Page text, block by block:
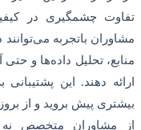
تفاوت چشمگیری در
مشاوران باتجربه
منابع، تحلیل داده‌ها و
ارائه دهند. این
بیشتری پیش بروید و از
از مشاوران متخصص نه